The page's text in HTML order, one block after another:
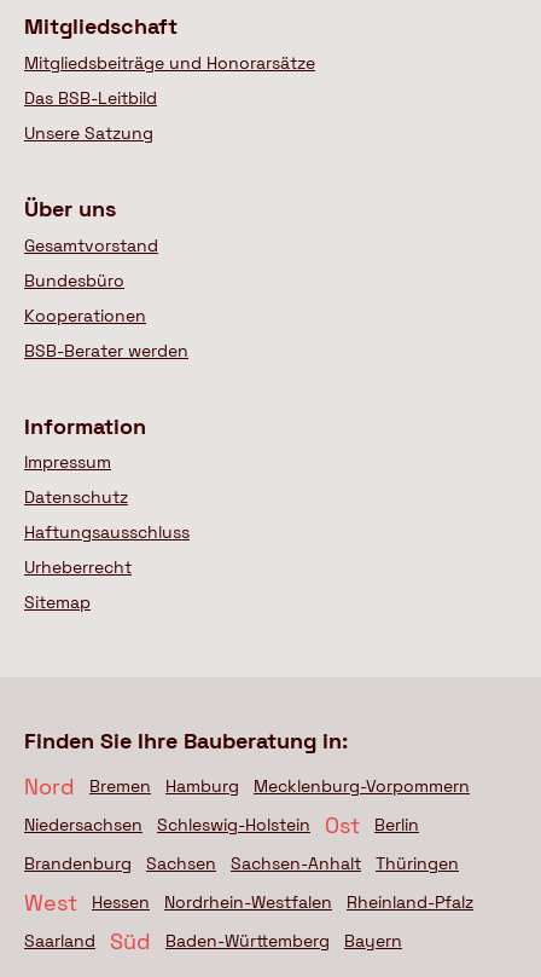
Mitgliedschaft
Mitgliedsbeiträge und Honorarsätze
Das BSB-Leitbild
Unsere Satzung
Über uns
Gesamtvorstand
Bundesbüro
Kooperationen
BSB-Berater werden
Information
Impressum
Datenschutz
Haftungsausschluss
Urheberrecht
Sitemap
Finden Sie Ihre Bauberatung in:
Nord
Bremen Hamburg
Mecklenburg-Vorpommern
Niedersachsen
Schleswig-Holstein Ost
Berlin
Brandenburg
Sachsen Sachsen-Anhalt Thüringen
West Hessen Nordrhein-Westfalen
Rheinland-Pfalz
Saarland
Süd Baden-Württemberg Bayern